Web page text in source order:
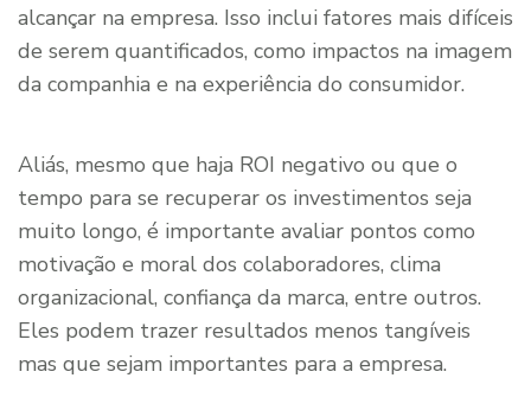
alcançar na empresa. Isso inclui fatores mais difíceis
de serem quantificados, como impactos na imagem
da companhia e na experiência do consumidor.
Aliás, mesmo que haja ROI negativo ou que o
tempo para se recuperar os investimentos seja
muito longo, é importante avaliar pontos como
motivação e moral dos colaboradores, clima
organizacional, confiança da marca, entre outros.
Eles podem trazer resultados menos tangíveis
mas que sejam importantes para a empresa.